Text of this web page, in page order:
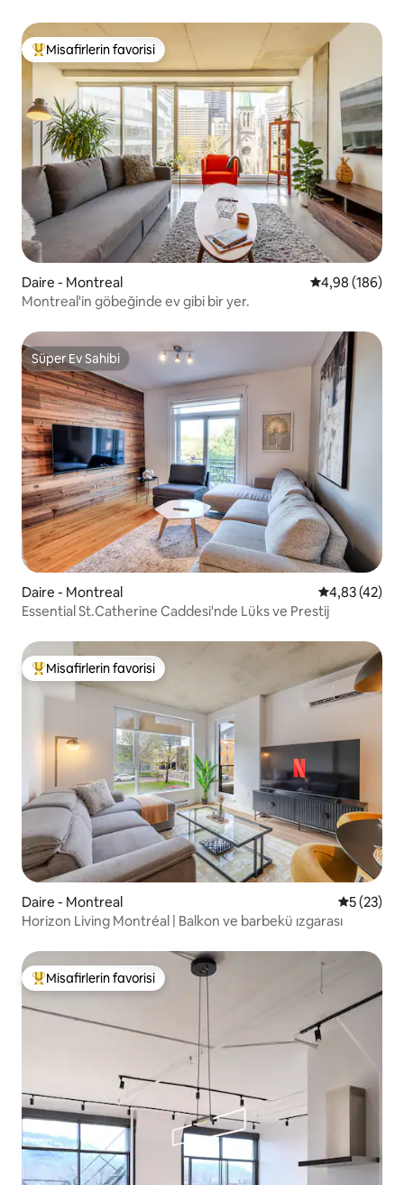
Misafirlerin favorilerinden en beğenilenler arasında
Misafirlerin favorisi
Daire - Montreal 5 üzerinden
4,98 (186)
Montreal'in göbeğinde ev gibi bir yer.
Süper Ev Sahibi
Süper Ev Sahibi
Daire - Montreal 5 üzerinden
4,83 (42)
Essential St.Catherine Caddesi'nde Lüks ve Prestij
Misafirlerin favorilerinden en beğenilenler arasında
Misafirlerin favorisi
Daire - Montreal 55 (23)
Horizon Living Montréal | Balkon ve barbekü ızgarası
Misafirlerin favorilerinden en beğenilenler arasında
Misafirlerin favorisi